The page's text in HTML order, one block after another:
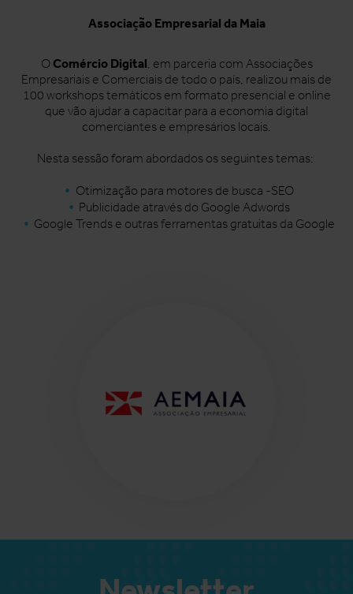
Associação Empresarial da Maia
O Comércio Digital, em parceria com Associações
Empresariais e Comerciais de todo o país, realizou mais de
100 workshops temáticos em formato presencial e online
que vão ajudar a capacitar para a economia digital
comerciantes e empresários locais.
Nesta sessão foram abordados os seguintes temas:
Otimização para motores de busca -SEO
Publicidade através do Google Adwords
Google Trends e outras ferramentas gratuitas da Google